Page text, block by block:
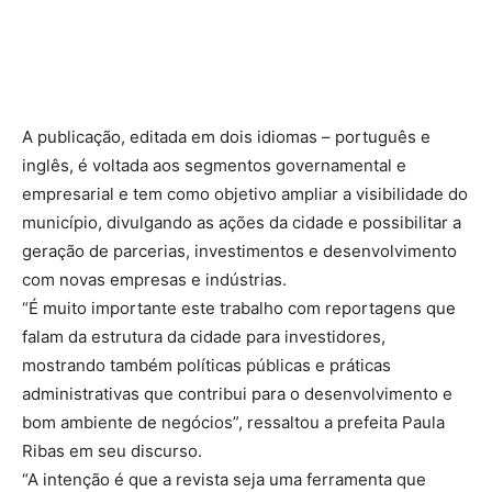
A publicação, editada em dois idiomas – português e
inglês, é voltada aos segmentos governamental e
empresarial e tem como objetivo ampliar a visibilidade do
município, divulgando as ações da cidade e possibilitar a
geração de parcerias, investimentos e desenvolvimento
com novas empresas e indústrias.
“É muito importante este trabalho com reportagens que
falam da estrutura da cidade para investidores,
mostrando também políticas públicas e práticas
administrativas que contribui para o desenvolvimento e
bom ambiente de negócios”, ressaltou a prefeita Paula
Ribas em seu discurso.
“A intenção é que a revista seja uma ferramenta que